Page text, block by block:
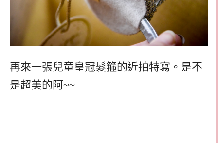
再來一張兒童皇冠髮箍的近拍特寫。是不
是超美的阿~~